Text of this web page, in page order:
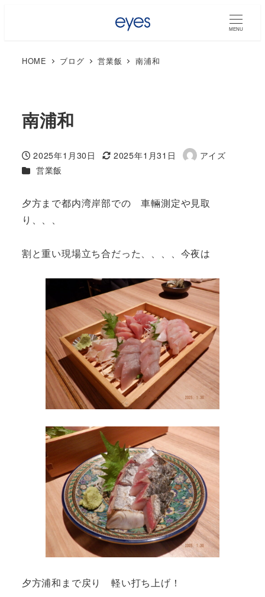
MENU
HOME ブログ 営業飯 南浦和
南浦和
投稿日
2025年1月30日
更新日
2025年1月31日
著
アイズ
カテゴリー
営業飯
夕方まで都内湾岸部での 車輛測定や見取
り、、、
割と重い現場立ち合だった、、、、今夜は
夕方浦和まで戻り 軽い打ち上げ！